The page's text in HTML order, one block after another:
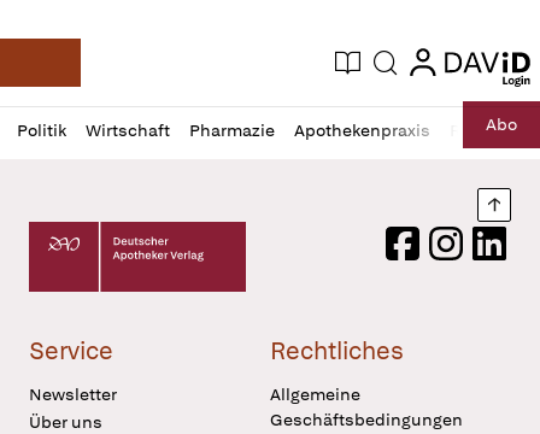
Deutsche Apotheker Zeitung
Aktuelle Ausgabe
Suche login
login
Politik Wirtschaft Pharmazie Apothekenpraxis RechtAbo
Profil
öffnen
Daz
Pur
Deutscher Apotheker Verlag Logo
FacebookInstagram
Service
Newsletter
Über uns
Rechtliches
Allgemeine
Geschäftsbedingungen